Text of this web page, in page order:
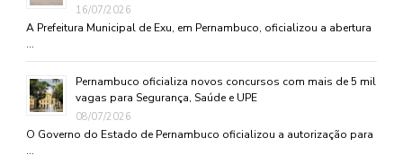
16/07/2026
A Prefeitura Municipal de Exu, em Pernambuco, oficializou a abertura
…
Pernambuco oficializa novos concursos com mais de 5 mil
vagas para Segurança, Saúde e UPE
08/07/2026
O Governo do Estado de Pernambuco oficializou a autorização para
…